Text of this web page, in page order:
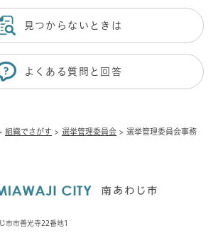
組織でさがす > 選挙管理委員会 > 選挙管理委員会事務
見つからないときは
よくある質問と回答
市市善光寺22番地1